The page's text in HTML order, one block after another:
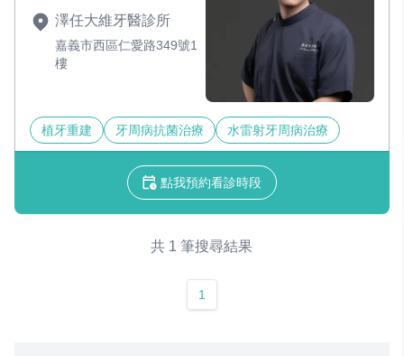
澤任大維牙醫診所
嘉義市西區仁愛路349號1
樓
植牙重建 牙周病抗菌治療 水雷射牙周病治療
點我預約看診時段
共 1 筆搜尋結果
1